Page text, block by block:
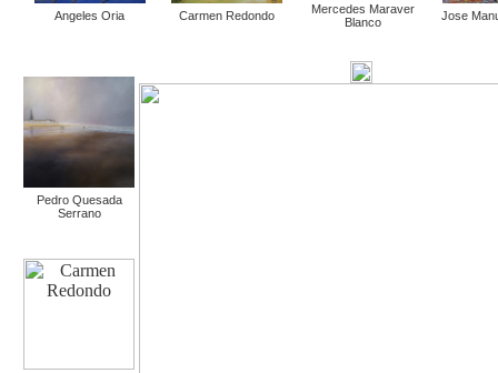
Angeles Oria Carmen Redondo
Mercedes Maraver
Blanco
Jose
Pedro Quesada
Serrano